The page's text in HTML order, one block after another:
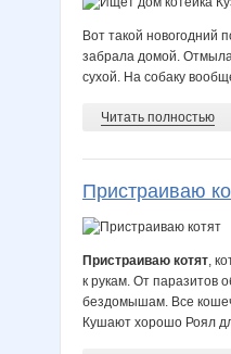
Вот такой новогодний
забрала домой.
сухой. На собаку
Читать полностью
Пристраиваю
Пристраиваю котят ,
к рукам. От паразитов
бездомышам. Все
Кушают хорошо Роял